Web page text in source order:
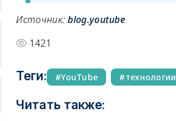
Источник:blog.youtube
1421
Теги: YouTube технологии
Читать также: